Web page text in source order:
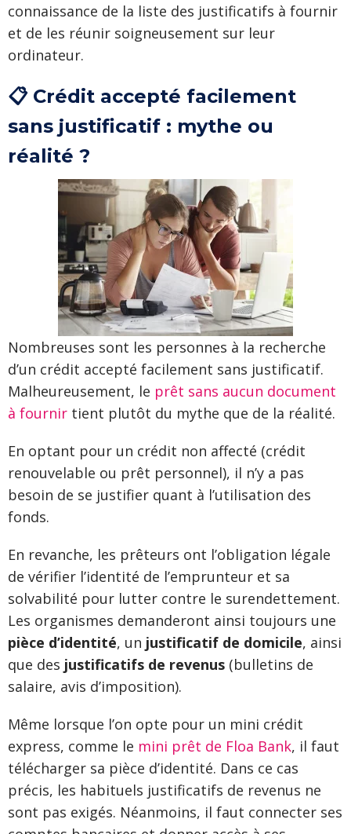
connaissance de la liste des justificatifs à fournir
et de les réunir soigneusement sur leur
ordinateur.
📋 Crédit accepté facilement
sans justificatif : mythe ou
réalité ?
Nombreuses sont les personnes à la recherche
d’un crédit accepté facilement sans justificatif.
Malheureusement, le prêt sans aucun document
à fournir tient plutôt du mythe que de la réalité.
En optant pour un crédit non affecté (crédit
renouvelable ou prêt personnel), il n’y a pas
besoin de se justifier quant à l’utilisation des
fonds.
En revanche, les prêteurs ont l’obligation légale
de vérifier l’identité de l’emprunteur et sa
solvabilité pour lutter contre le surendettement.
Les organismes demanderont ainsi toujours une
pièce d’identité, un justificatif de domicile, ainsi
que des justificatifs de revenus (bulletins de
salaire, avis d’imposition).
Même lorsque l’on opte pour un mini crédit
express, comme le mini prêt de Floa Bank, il faut
télécharger sa pièce d’identité. Dans ce cas
précis, les habituels justificatifs de revenus ne
sont pas exigés. Néanmoins, il faut connecter ses